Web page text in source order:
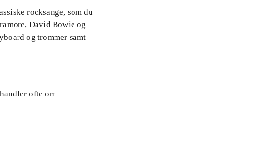
rocksange, som du
David Bowie og
og trommer samt
handler ofte om